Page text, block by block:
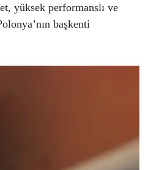
yüksek performanslı ve
başkenti